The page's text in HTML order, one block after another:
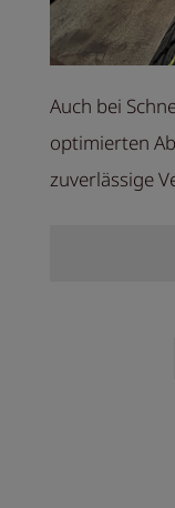
Auch bei
optimierten
zuverlässige